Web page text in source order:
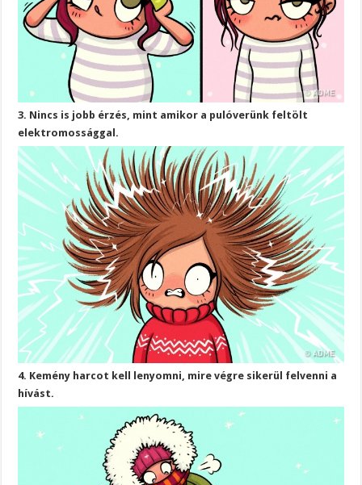
3. Nincs is jobb érzés, mint amikor a pulóverünk feltölt
elektromossággal.
4. Kemény harcot kell lenyomni, mire végre sikerül felvenni a
hívást.